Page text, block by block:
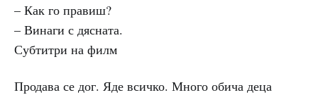
– Как го правиш?
– Винаги с дясната.
Субтитри на филм
Продава се дог. Яде всичко. Много обича деца